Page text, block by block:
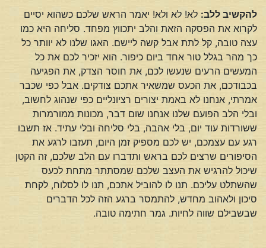
להקשיב ללב: לא! לא ולא! יאמר הראש שלכם כשהוא יסיים
לקרוא את הפסקה הזאת והלב יתכווץ מפחד. סליחה היא כמו
עצה טובה, קל לתת אבל קשה ליישם. האגו שלנו לא יוותר כל
כך מהר בגלל טור אחד ביום כיפור. הוא יזכיר לכם את כל
המעשים הרעים שנעשו לכם, את חוסר הצדק, את הפגיעה
בכבודכם, את הכעס שמשאיר אתכם צודקים. אבל כפי שכבר
אמרתי, אנחנו לא באמת יצורים רציונליים כפי שנהוג לחשוב,
ובלי הלב הפועם שלנו אנחנו שום דבר, מכונות ממורמרות
ששורדות עוד יום, בלי אהבה, בלי סליחה ובלי עתיד. אז תשבו
רגע עם עצמכם, יש לכם מספיק זמן היום, תעזבו לרגע את
הסיפורים שרצים לכם בראש ותדברו עם הלב שלכם, זה הקטן
שיכול להרגיש את העצב שלכם שמסתתר מתחת לכעס
שהשתלט עליכם. תנו לו להוביל אתכם, תנו לו לסלוח, לקחת
סיכון ולאהוב מחדש, להתמסר ברגע הזה לכל הדברים
שבשבילם שווה לחיות. גמר חתימה טובה.